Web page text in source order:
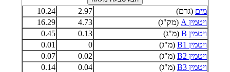
מים (גרם) 2.97
10.24
ויטמין A
(מק"ג) 4.73
16.29
ויטמין B
(מ"ג) 0.13
0.45
ויטמין B1
(מ"ג) 0
0.01
ויטמין B2
(מ"ג) 0.02
0.07
ויטמין B3
(מ"ג) 0.04
0.14